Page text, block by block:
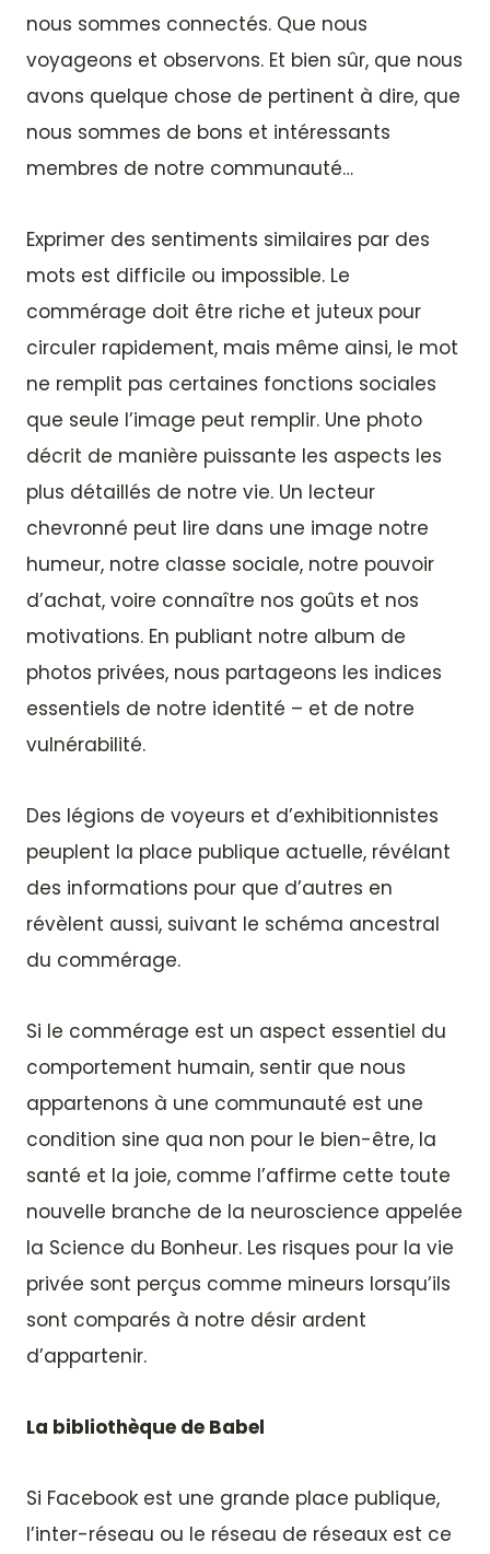
nous sommes connectés. Que nous
voyageons et observons. Et bien sûr, que nous
avons quelque chose de pertinent à dire, que
nous sommes de bons et intéressants
membres de notre communauté…
Exprimer des sentiments similaires par des
mots est difficile ou impossible. Le
commérage doit être riche et juteux pour
circuler rapidement, mais même ainsi, le mot
ne remplit pas certaines fonctions sociales
que seule l’image peut remplir. Une photo
décrit de manière puissante les aspects les
plus détaillés de notre vie. Un lecteur
chevronné peut lire dans une image notre
humeur, notre classe sociale, notre pouvoir
d’achat, voire connaître nos goûts et nos
motivations. En publiant notre album de
photos privées, nous partageons les indices
essentiels de notre identité – et de notre
vulnérabilité.
Des légions de voyeurs et d’exhibitionnistes
peuplent la place publique actuelle, révélant
des informations pour que d’autres en
révèlent aussi, suivant le schéma ancestral
du commérage.
Si le commérage est un aspect essentiel du
comportement humain, sentir que nous
appartenons à une communauté est une
condition sine qua non pour le bien-être, la
santé et la joie, comme l’affirme cette toute
nouvelle branche de la neuroscience appelée
la Science du Bonheur. Les risques pour la vie
privée sont perçus comme mineurs lorsqu’ils
sont comparés à notre désir ardent
d’appartenir.
La bibliothèque de Babel
Si Facebook est une grande place publique,
l’inter-réseau ou le réseau de réseaux est ce